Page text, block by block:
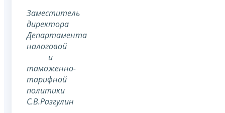
Заместитель
директора
Департамента
налоговой
и
таможенно-
тарифной
политики
С.В.Разгулин